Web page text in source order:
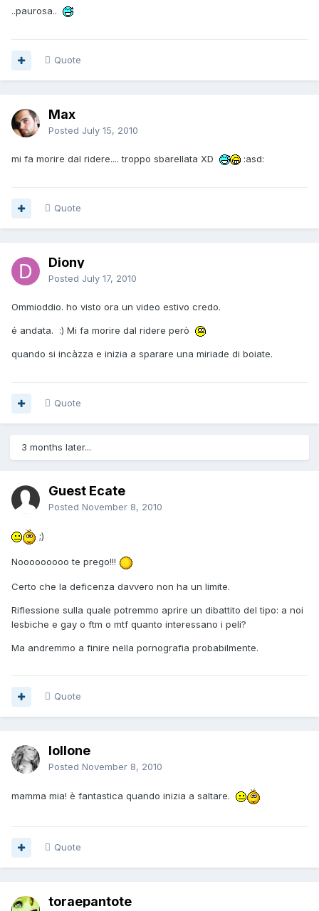
..paurosa..
Quote
Max
Posted July 15, 2010
mi fa morire dal ridere.... troppo sbarellata XD :asd:
Quote
Diony
Posted July 17, 2010
Ommioddio. ho visto ora un video estivo credo.
é andata. :) Mi fa morire dal ridere però
quando si incàzza e inizia a sparare una miriade di boiate.
Quote
3 months later...
Guest Ecate
Posted November 8, 2010
;)
Nooooooooo te prego!!!
Certo che la deficenza davvero non ha un limite.
Riflessione sulla quale potremmo aprire un dibattito del tipo: a noi
lesbiche e gay o ftm o mtf quanto interessano i peli?
Ma andremmo a finire nella pornografia probabilmente.
Quote
lollone
Posted November 8, 2010
mamma mia! è fantastica quando inizia a saltare.
Quote
toraepantote